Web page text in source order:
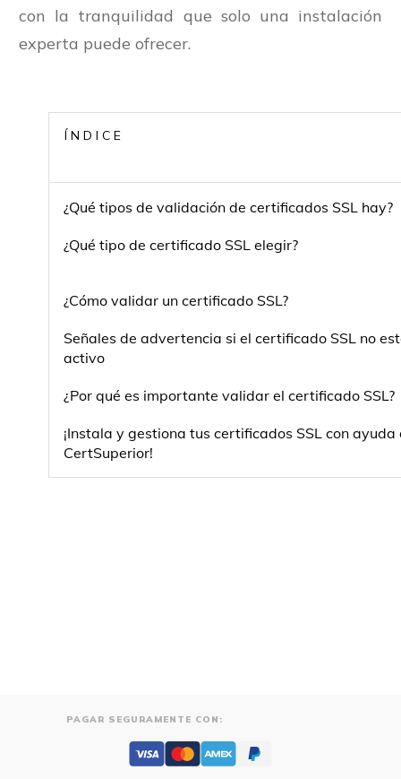
con la tranquilidad que solo una instalación
experta puede ofrecer.
ÍNDICE
¿Qué tipos de validación de certificados SSL hay?
¿Qué tipo de certificado SSL elegir?
¿Cómo validar un certificado SSL?
Señales de advertencia si el certificado SSL no
activo
¿Por qué es importante validar el certificado SSL?
¡Instala y gestiona tus certificados SSL con ayuda
CertSuperior!
PAGAR SEGURAMENTE CON: